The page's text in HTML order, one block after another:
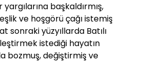
başkaldırmış,
ve hoşgörü çağı istemiş
sonraki yüzyıllarda Batılı
istediği hayatın
bozmuş, değiştirmiş ve